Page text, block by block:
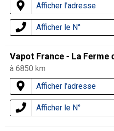
Afficher l'adresse
Afficher le N°
Vapot France - La Ferme
à 6850 km
Afficher l'adresse
Afficher le N°